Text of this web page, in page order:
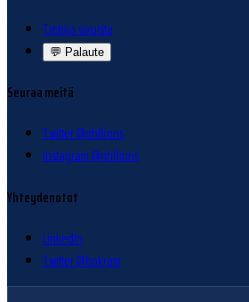
Tietoja sivuista
💬 Palaute
Seuraa meitä
Twitter @nhlfinns
Instagram @nhlfinns
Yhteydenotot
LinkedIn
Twitter @hokram